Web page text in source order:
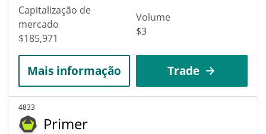
Capitalização de
mercado
$185,971
Volume
$3
Mais informação Trade
4833
Primer